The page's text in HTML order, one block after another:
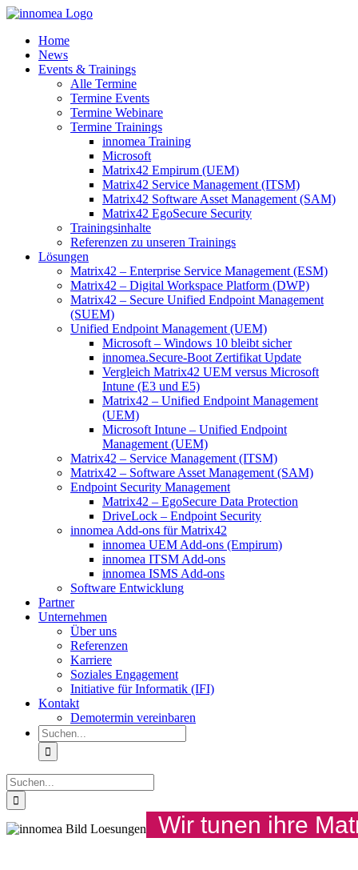
Zum
springenHome
News
Events & Trainings
Alle Termine
Termine Events
Termine Webinare
Termine Trainings
innomea Training
Microsoft
Matrix42 Empirum (UEM)
Matrix42 Service Management (ITSM)
Matrix42 Software Asset Management (SAM)
Matrix42 EgoSecure Security
Trainingsinhalte
Referenzen zu unseren Trainings
Lösungen
Matrix42 – Enterprise Service Management (ESM)
Matrix42 – Digital Workspace Platform (DWP)
Matrix42 – Secure Unified Endpoint Management
(SUEM)
Unified Endpoint Management (UEM)
Microsoft – Windows 10 bleibt sicher
innomea.Secure-Boot Zertifikat Update
Vergleich Matrix42 UEM versus Microsoft
Intune (E3 und E5)
Matrix42 – Unified Endpoint Management
(UEM)
Microsoft Intune – Unified Endpoint
Management (UEM)
Matrix42 – Service Management (ITSM)
Matrix42 – Software Asset Management (SAM)
Endpoint Security Management
Matrix42 – EgoSecure Data Protection
DriveLock – Endpoint Security
innomea Add-ons für Matrix42
innomea UEM Add-ons (Empirum)
innomea ITSM Add-ons
innomea ISMS Add-ons
Software Entwicklung
Partner
Unternehmen
Über uns
Referenzen
Karriere
Soziales Engagement
Initiative für Informatik (IFI)
Kontakt
Demotermin vereinbaren
Suche
nach:
Suche
nach:
Wir tunen ihre